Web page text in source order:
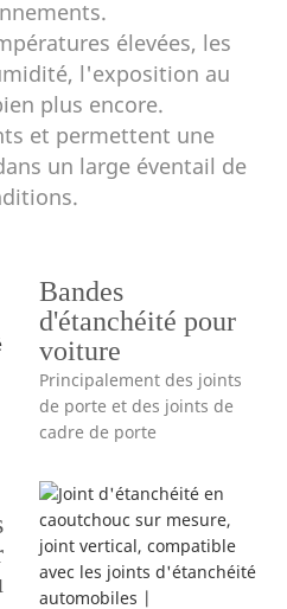
élevées, les
l'exposition au
plus encore.
et permettent une
un large éventail de
Bandes
d'étanchéité pour
voiture
Principalement des joints
de porte et des joints de
cadre de porte